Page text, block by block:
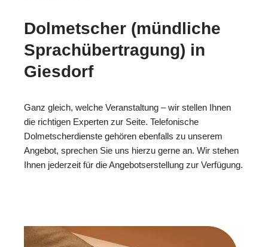
Dolmetscher (mündliche
Sprachübertragung) in
Giesdorf
Ganz gleich, welche Veranstaltung – wir stellen Ihnen
die richtigen Experten zur Seite. Telefonische
Dolmetscherdienste gehören ebenfalls zu unserem
Angebot, sprechen Sie uns hierzu gerne an. Wir stehen
Ihnen jederzeit für die Angebotserstellung zur Verfügung.